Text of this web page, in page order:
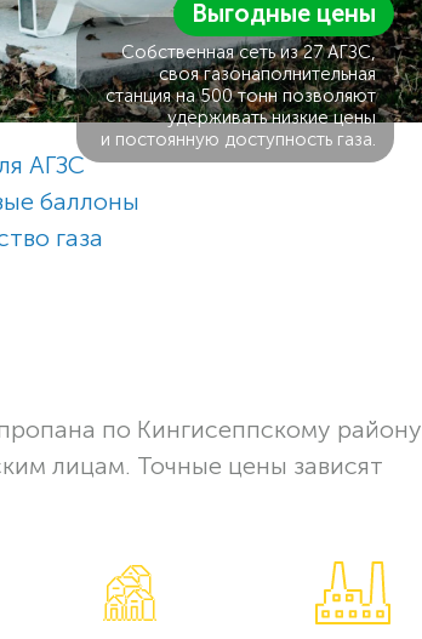
Выгодные цены
Собственная сеть из 27 АГЗС,
своя газонаполнительная
станция на 500 тонн позволяют
удерживать низкие цены
и постоянную доступность газа.
АГЗС
баллоны
газа
по Кингисеппскому району
лицам. Точные цены зависят